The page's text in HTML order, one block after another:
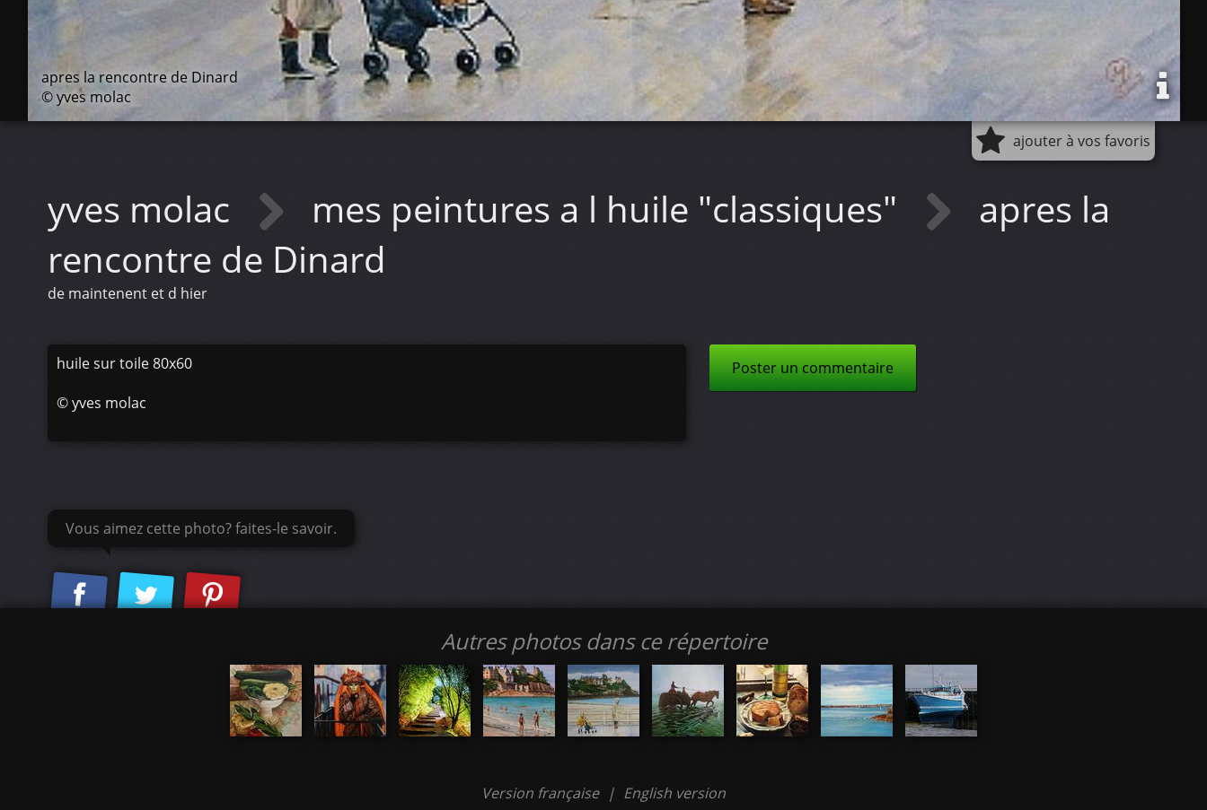
apres la rencontre de Dinard
© yves molac
ajouter à vos favoris
yves molac mes peintures a l huile "classiques"
apres la
rencontre de Dinard
de maintenent et d hier
huile sur toile 80x60
©yves molac
Poster un commentaire
Vous aimez cette photo? faites-le savoir.
Autres photos dans ce répertoire
Version française | English version